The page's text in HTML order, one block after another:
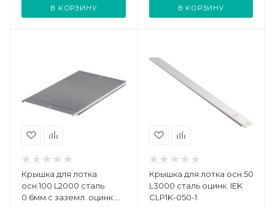
В КОРЗИНУ В КОРЗИНУ
Крышка для лотка
осн.100 L2000 сталь
0.6мм с заземл. оцинк.
Крышка для лотка осн.50
L3000 сталь оцинк. IEK
CLP1K-050-1